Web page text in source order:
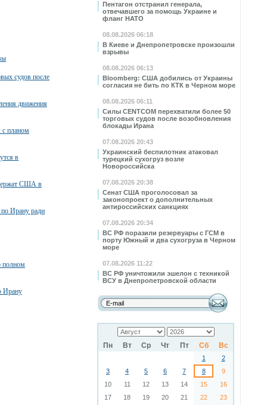
Пентагон отстранил генерала,
отвечавшего за помощь Украине и
фланг НАТО
08.08.2026 06:18
В Киеве и Днепропетровске произошли
взрывы
08.08.2026 06:13
Bloomberg: США добились от Украины
согласия не бить по КТК в Черном море
08.08.2026 06:11
Силы CENTCOM перехватили более 50
торговых судов после возобновления
блокады Ирана
07.08.2026 20:43
Украинский беспилотник атаковал
турецкий сухогруз возле
Новороссийска
07.08.2026 20:38
Сенат США проголосовал за
законопроект о дополнительных
антироссийских санкциях
07.08.2026 20:34
ВС РФ поразили резервуары с ГСМ в
порту Южный и два сухогруза в Черном
море
07.08.2026 11:22
ВС РФ уничтожили эшелон с техникой
ВСУ в Днепропетровской области
Пн Вт Ср Чт Пт Сб Вс
1
2
3
4 5 6 7 8
9
10
11 12 13 14 15
16
17
18 19 20 21 22
23
судов после
движения
с планом
в
США в
по Ирану ради
полном
Ирану